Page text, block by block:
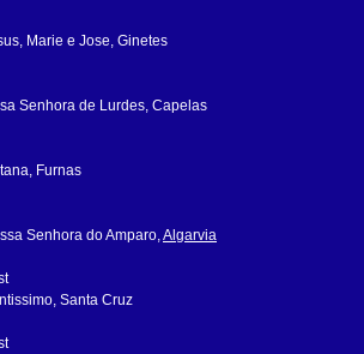
Marie e Jose, Ginetes
Senhora de Lurdes, Capelas
Furnas
Senhora do Amparo,Algarvia
Santa Cruz